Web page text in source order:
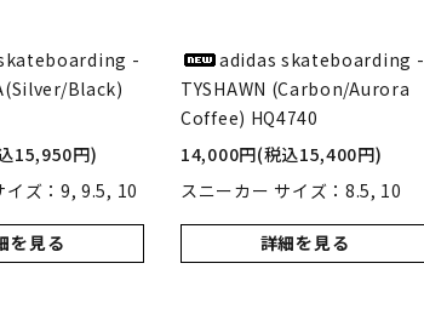
-
Black)
15,950円)
イズ：9, 9.5, 10
を見る
adidas skateboarding -
TYSHAWN (Carbon/Aurora
Coffee) HQ4740
14,000円(税込15,400円)
スニーカー サイズ：8.5, 10
詳細を見る